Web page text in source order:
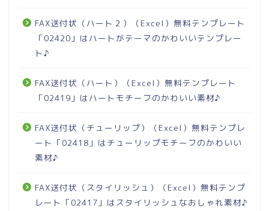
FAX送付状（ハート２）（Excel）無料テンプレート
「02420」はハートがテーマのかわいいテンプレー
ト♪
FAX送付状（ハート）（Excel）無料テンプレート
「02419」はハートモチーフのかわいい素材♪
FAX送付状（チューリップ）（Excel）無料テンプレ
ート「02418」はチューリップモチーフのかわいい
素材♪
FAX送付状（スタイリッシュ）（Excel）無料テンプ
レート「02417」はスタイリッシュなおしゃれ素材♪